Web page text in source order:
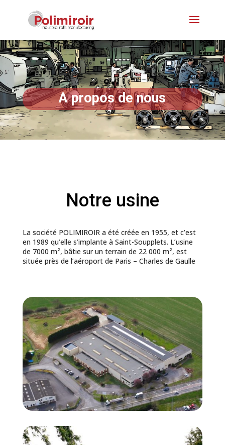
A propos de nous
Notre usine
La société POLIMIROIR a été créée en 1955, et c’est
en 1989 qu’elle s’implante à Saint-Soupplets. L’usine
de 7000 m², bâtie sur un terrain de 22 000 m², est
située près de l’aéroport de Paris – Charles de Gaulle